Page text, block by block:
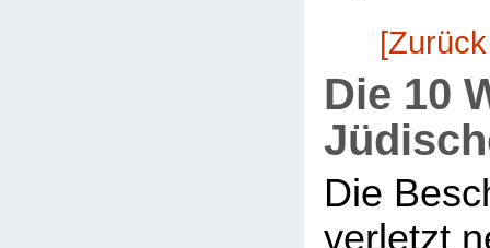
Die 10
Die
verletzt